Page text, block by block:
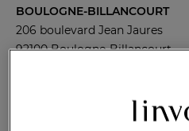
BOULOGNE-BILLANCOURT
206 boulevard Jean Jaures
92100 Boulogne-Billancourt